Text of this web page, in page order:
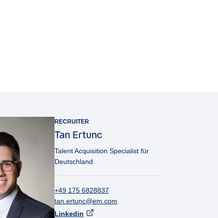
RECRUITER
Tan Ertunc
Talent Acquisition Specialist für
Deutschland
+49 175 6828837
tan.ertunc@em.com
Linkedin